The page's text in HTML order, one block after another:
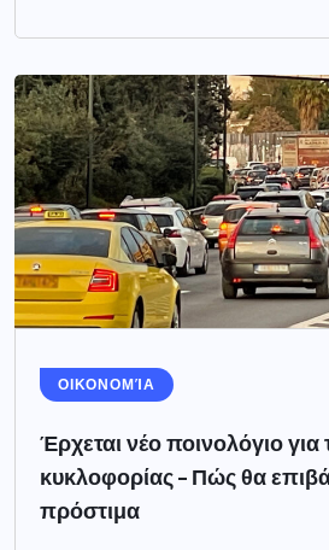
ΟΙΚΟΝΟΜΊΑ
Έρχεται νέο ποινολόγιο για
κυκλοφορίας – Πώς θα
πρόστιμα